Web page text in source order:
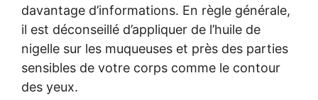
davantage d’informations. En règle générale,
il est déconseillé d’appliquer de l’huile de
nigelle sur les muqueuses et près des parties
sensibles de votre corps comme le contour
des yeux.